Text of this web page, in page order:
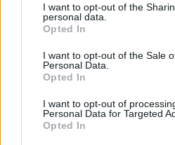
not limited to your visit or usage
grant or deny consent to Google
use your data for below specified
consent section.
I want to opt-out of the
personal data.
Opted In
I want to opt-out of the Sale
Personal Data.
Opted In
I want to opt-out of
Personal Data for Targeted
Opted In
HÍRADÓ #VIDEÓ